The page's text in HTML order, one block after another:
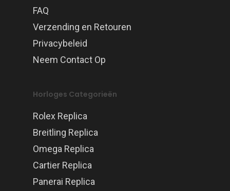
FAQ
Verzending en Retouren
Privacybeleid
Neem Contact Op
Horloges Categorieën
Rolex Replica
Breitling Replica
Omega Replica
Cartier Replica
Panerai Replica